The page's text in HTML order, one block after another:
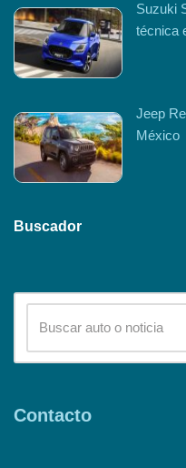
Suzuki
técnica
Jeep
México
Buscador
Contacto